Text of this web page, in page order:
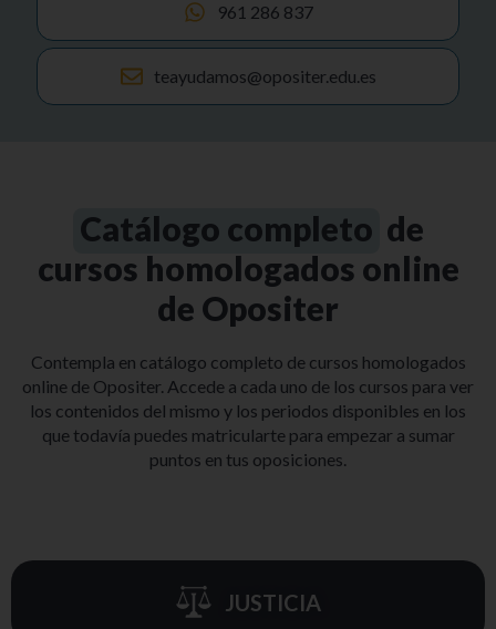
961 286 837
teayudamos@opositer.edu.es
Catálogo completo de
cursos homologados online
de Opositer
Contempla en catálogo completo de cursos homologados
online de Opositer. Accede a cada uno de los cursos para ver
los contenidos del mismo y los periodos disponibles en los
que todavía puedes matricularte para empezar a sumar
puntos en tus oposiciones.
JUSTICIA